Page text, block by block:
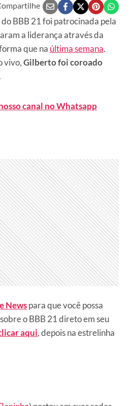
BBB 21 foi patrocinada pela
a liderança através da
que na última semana.
vivo,Gilberto foi coroado
.
canal no Whatsapp
Newspara que você possa
o BBB 21 direto em seu
aqui, depois na estrelinha